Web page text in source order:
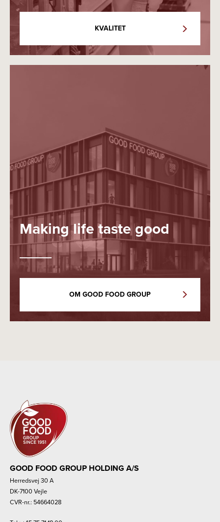
KVALITET
Making life taste good
OM GOOD FOOD GROUP
GOOD FOOD GROUP HOLDING A/S
Herredsvej 30 A
DK-7100 Vejle
CVR-nr.: 54664028